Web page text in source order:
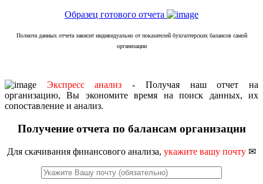
Образец готового отчета
Полнота данных отчета зависит индивидуально от показателей бухгалтерских балансов самой
организации
Экспресс анализ - Получая наш отчет на
организацию, Вы экономите время на поиск данных, их
сопоставление и анализ.
Получение отчета по балансам организации
Для скачивания финансового анализа, укажите вашу почту ✉